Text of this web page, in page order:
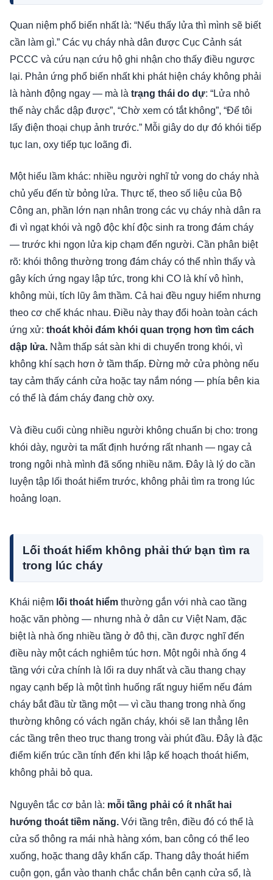
Quan niệm phổ biến nhất là: “Nếu thấy lửa thì mình sẽ biết
cần làm gì.” Các vụ cháy nhà dân được Cục Cảnh sát
PCCC và cứu nạn cứu hộ ghi nhận cho thấy điều ngược
lại. Phản ứng phổ biến nhất khi phát hiện cháy không phải
là hành động ngay — mà là trạng thái do dự: “Lửa nhỏ
thế này chắc dập được”, “Chờ xem có tắt không”, “Để tôi
lấy điện thoại chụp ảnh trước.” Mỗi giây do dự đó khói tiếp
tục lan, oxy tiếp tục loãng đi.
Một hiểu lầm khác: nhiều người nghĩ tử vong do cháy nhà
chủ yếu đến từ bỏng lửa. Thực tế, theo số liệu của Bộ
Công an, phần lớn nạn nhân trong các vụ cháy nhà dân ra
đi vì ngạt khói và ngộ độc khí độc sinh ra trong đám cháy
— trước khi ngọn lửa kịp chạm đến người. Cần phân biệt
rõ: khói thông thường trong đám cháy có thể nhìn thấy và
gây kích ứng ngay lập tức, trong khi CO là khí vô hình,
không mùi, tích lũy âm thầm. Cả hai đều nguy hiểm nhưng
theo cơ chế khác nhau. Điều này thay đổi hoàn toàn cách
ứng xử: thoát khỏi đám khói quan trọng hơn tìm cách
dập lửa. Nằm thấp sát sàn khi di chuyển trong khói, vì
không khí sạch hơn ở tầm thấp. Đừng mở cửa phòng nếu
tay cảm thấy cánh cửa hoặc tay nắm nóng — phía bên kia
có thể là đám cháy đang chờ oxy.
Và điều cuối cùng nhiều người không chuẩn bị cho: trong
khói dày, người ta mất định hướng rất nhanh — ngay cả
trong ngôi nhà mình đã sống nhiều năm. Đây là lý do cần
luyện tập lối thoát hiểm trước, không phải tìm ra trong lúc
hoảng loạn.
Lối thoát hiểm không phải thứ bạn tìm ra
trong lúc cháy
Khái niệm lối thoát hiểm thường gắn với nhà cao tầng
hoặc văn phòng — nhưng nhà ở dân cư Việt Nam, đặc
biệt là nhà ống nhiều tầng ở đô thị, cần được nghĩ đến
điều này một cách nghiêm túc hơn. Một ngôi nhà ống 4
tầng với cửa chính là lối ra duy nhất và cầu thang chạy
ngay cạnh bếp là một tình huống rất nguy hiểm nếu đám
cháy bắt đầu từ tầng một — vì cầu thang trong nhà ống
thường không có vách ngăn cháy, khói sẽ lan thẳng lên
các tầng trên theo trục thang trong vài phút đầu. Đây là đặc
điểm kiến trúc cần tính đến khi lập kế hoạch thoát hiểm,
không phải bỏ qua.
Nguyên tắc cơ bản là: mỗi tầng phải có ít nhất hai
hướng thoát tiềm năng. Với tầng trên, điều đó có thể là
cửa sổ thông ra mái nhà hàng xóm, ban công có thể leo
xuống, hoặc thang dây khẩn cấp. Thang dây thoát hiểm
cuộn gọn, gắn vào thanh chắc chắn bên cạnh cửa sổ, là